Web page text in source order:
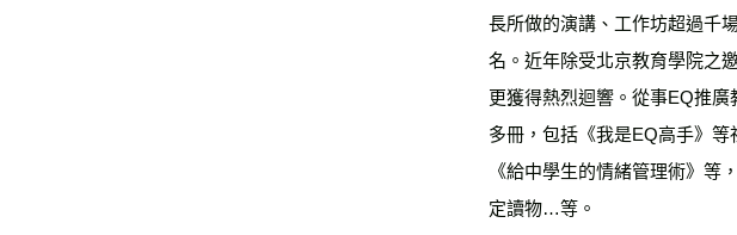
長所做的演講、工作坊超過千
名。近年除受北京教育學院之
更獲得熱烈迴響。從事EQ推
多冊，包括《我是EQ高手》
《給中學生的情緒管理術》
定讀物…等。